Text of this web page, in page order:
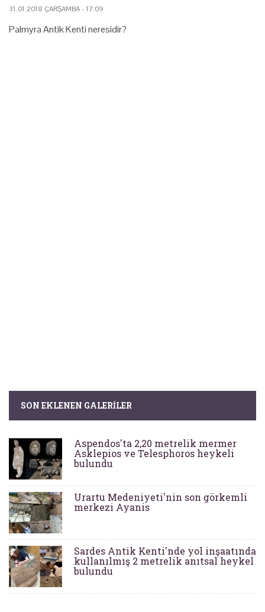
31.01.2018 ÇARŞAMBA - 17:09
Palmyra Antik Kenti neresidir?
SON EKLENEN GALERILER
Aspendos'ta 2,20 metrelik mermer
Asklepios ve Telesphoros heykeli
bulundu
Urartu Medeniyeti'nin son görkemli
merkezi Ayanis
Sardes Antik Kenti'nde yol inşaatında
kullanılmış 2 metrelik anıtsal heykel
bulundu